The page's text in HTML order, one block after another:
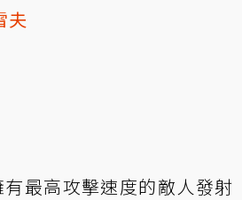
夫
最高攻擊速度的敵人發射